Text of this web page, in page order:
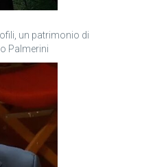
un patrimonio di
Palmerini